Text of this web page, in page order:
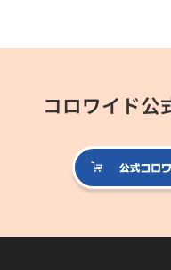
コロワイド公